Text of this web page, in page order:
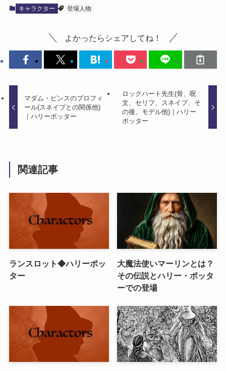
キャラクター 登場人物
よかったらシェアしてね！
マダム・ピンスのプロフィ
ール(スネイプとの関係他)
｜ハリーポッター
ロックハート先生(骨、呪
文、セリフ、スネイプ、そ
の後、モデル他)｜ハリー
ポッター
関連記事
ランスロット◆ハリーポッ
ター
大魔法使いマーリンとは？
その伝説とハリー・ポッタ
ーでの登場